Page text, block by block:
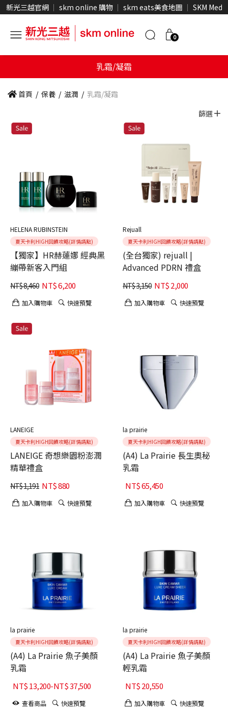
新光三越官網 skm online 購物 skm eats美食地圖 SKM Media
0
乳霜/凝霜
首頁 / 保養 / 滋潤 / 乳霜/凝霜
篩選
HELENA RUBINSTEIN
夏天卡利HIGH回饋攻略(詳情請點)
【獨家】HR赫蓮娜 經典黑
繃帶新客入門組
NT$8,460 NT$6,200
加入購物車 快速預覽
Rejuall
夏天卡利HIGH回饋攻略(詳情請點)
(全台獨家) rejuall |
Advanced PDRN 禮盒
NT$3,150 NT$2,000
加入購物車 快速預覽
LANEIGE
夏天卡利HIGH回饋攻略(詳情請點)
LANEIGE 奇想樂園粉澎潤
精華禮盒
NT$1,191 NT$880
加入購物車 快速預覽
la prairie
夏天卡利HIGH回饋攻略(詳情請點)
(A4) La Prairie 長生奧秘
乳霜
NT$65,450
加入購物車 快速預覽
la prairie
夏天卡利HIGH回饋攻略(詳情請點)
(A4) La Prairie 魚子美顏
乳霜
NT$13,200-NT$37,500
查看商品 快速預覽
la prairie
夏天卡利HIGH回饋攻略(詳情請點)
(A4) La Prairie 魚子美顏
輕乳霜
NT$20,550
加入購物車 快速預覽